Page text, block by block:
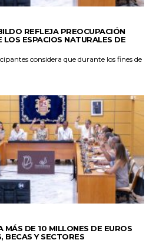
REFLEJA PREOCUPACIÓN
LOS ESPACIOS NATURALES DE
considera que durante los fines de
MÁS DE 10 MILLONES DE EUROS
BECAS Y SECTORES